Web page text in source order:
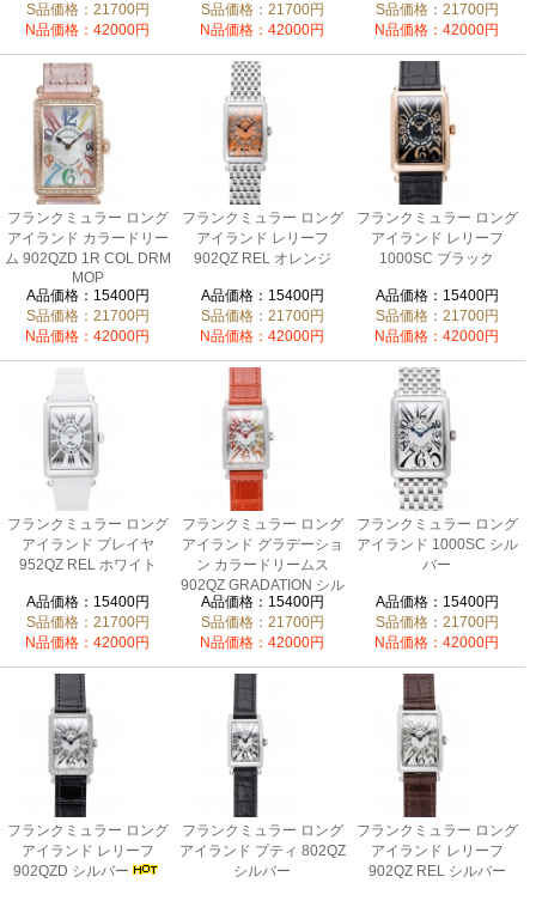
S品価格：21700円
N品価格：42000円
S品価格：21700円
N品価格：42000円
S品価格：21700円
N品価格：42000円
フランクミュラー ロング
アイランド カラードリー
ム 902QZD 1R COL DRM
MOP
A品価格：15400円
S品価格：21700円
N品価格：42000円
フランクミュラー ロング
アイランド レリーフ
902QZ REL オレンジ
A品価格：15400円
S品価格：21700円
N品価格：42000円
フランクミュラー ロング
アイランド レリーフ
1000SC ブラック
A品価格：15400円
S品価格：21700円
N品価格：42000円
フランクミュラー ロング
アイランド プレイヤ
952QZ REL ホワイト
A品価格：15400円
S品価格：21700円
N品価格：42000円
フランクミュラー ロング
アイランド グラデーショ
ン カラードリームス
902QZ GRADATION シル
バー
A品価格：15400円
S品価格：21700円
N品価格：42000円
フランクミュラー ロング
アイランド 1000SC シル
バー
A品価格：15400円
S品価格：21700円
N品価格：42000円
フランクミュラー ロング
アイランド レリーフ
902QZD シルバー
フランクミュラー ロング
アイランド プティ 802QZ
シルバー
フランクミュラー ロング
アイランド レリーフ
902QZ REL シルバー